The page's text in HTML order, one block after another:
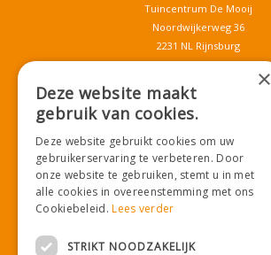
Tuincentrum De Mooij
Noordwijkerweg 36
2231 NL Rijnsburg
T.071-4080959
info@tuincentrumdemooij.nl
Download onze App!
×
Deze website maakt
gebruik van cookies.
Deze website gebruikt cookies om uw
gebruikerservaring te verbeteren. Door
onze website te gebruiken, stemt u in met
alle cookies in overeenstemming met ons
Cookiebeleid.Lees verder
STRIKT NOODZAKELIJK